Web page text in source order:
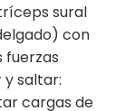
sural
con
fuerzas
saltar:
cargas de